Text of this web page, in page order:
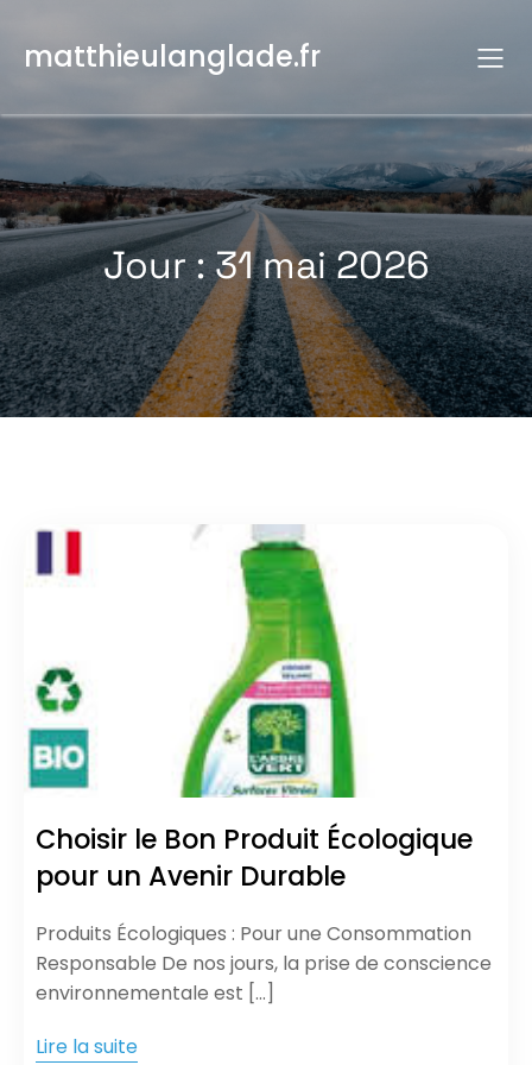
contenu
matthieulanglade.fr
Jour :31 mai 2026
Choisir le Bon Produit Écologique
pour un Avenir Durable
Produits Écologiques : Pour une Consommation
Responsable De nos jours, la prise de conscience
environnementale est […]
Lire la suite